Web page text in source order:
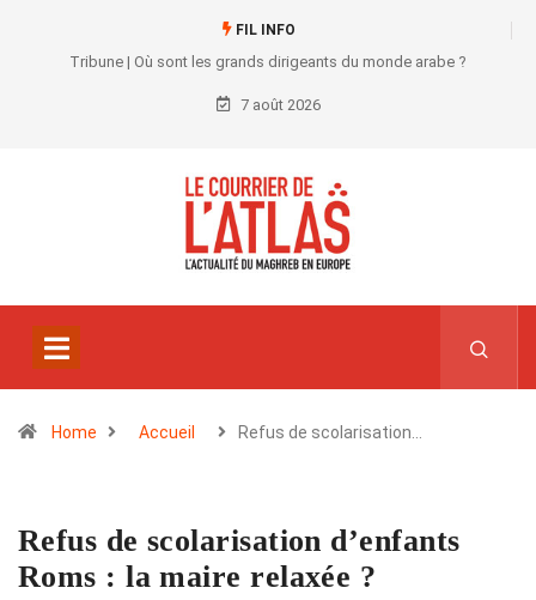
FIL INFO
Tribune | Où sont les grands dirigeants du monde arabe ?
7 août 2026
Home Accueil Refus de scolarisation…
Refus de scolarisation d’enfants
Roms : la maire relaxée ?